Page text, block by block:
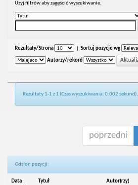
Uzyj filtrów aby zagęścić wyszukiwanie.
Rezultaty/Strona Sortuj pozycje wg
Autorzy/rekord
Rezultaty 1-1 z 1 (Czas wyszukiwania: 0.002 sekund).
poprzedni
Odsłon pozycji:
Data
Tytuł Autor(rzy)